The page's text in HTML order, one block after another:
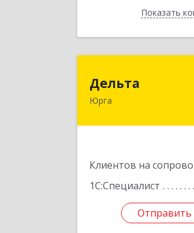
ПоказатьНазад
Дельта
Юрга
Клиентов на
1С:Специалист
Отправить
Отправить